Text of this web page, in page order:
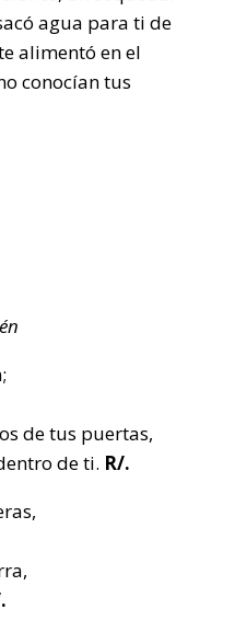
agua para ti de
alimentó en el
conocían tus
de tus puertas,
de ti. R/.